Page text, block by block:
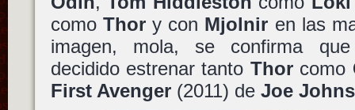
como Thory con Mjolnir en las
imagen, mola, se confirma
decidido estrenar tanto Thorcomo
First Avenger(2011) de Joe